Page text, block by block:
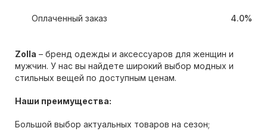
Оплаченный заказ 4.0%
Zolla – бренд одежды и аксессуаров для женщин и
мужчин. У нас вы найдете широкий выбор модных и
стильных вещей по доступным ценам.
Наши преимущества:
Большой выбор актуальных товаров на сезон;